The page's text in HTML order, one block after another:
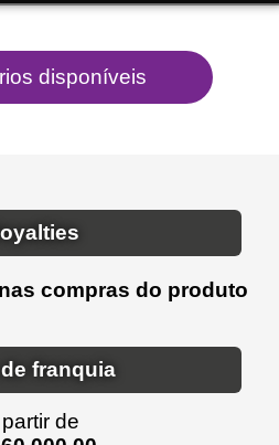
compras do produto
franquia
de